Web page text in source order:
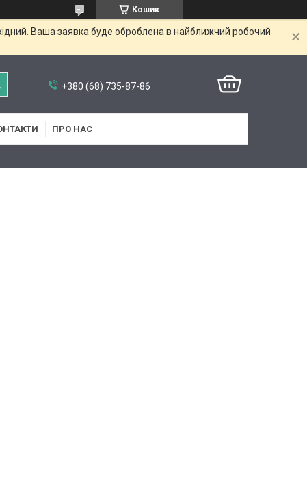
Кошик
Ваша заявка буде оброблена в найближчий робочий
+380 (68) 735-87-86
ПРО НАС